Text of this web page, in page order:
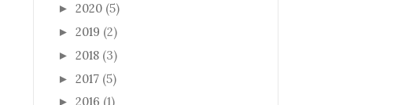
► 2020 (5)
► 2019 (2)
► 2018 (3)
► 2017 (5)
► 2016 (1)